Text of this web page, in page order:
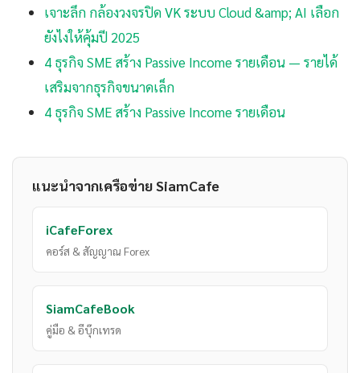
เจาะลึก กล้องวงจรปิด VK ระบบ Cloud &amp; AI เลือก
ยังไงให้คุ้มปี 2025
4 ธุรกิจ SME สร้าง Passive Income รายเดือน — รายได้
เสริมจากธุรกิจขนาดเล็ก
4 ธุรกิจ SME สร้าง Passive Income รายเดือน
แนะนำจากเครือข่าย SiamCafe
iCafeForex
คอร์ส & สัญญาณ Forex
SiamCafeBook
คู่มือ & อีบุ๊กเทรด